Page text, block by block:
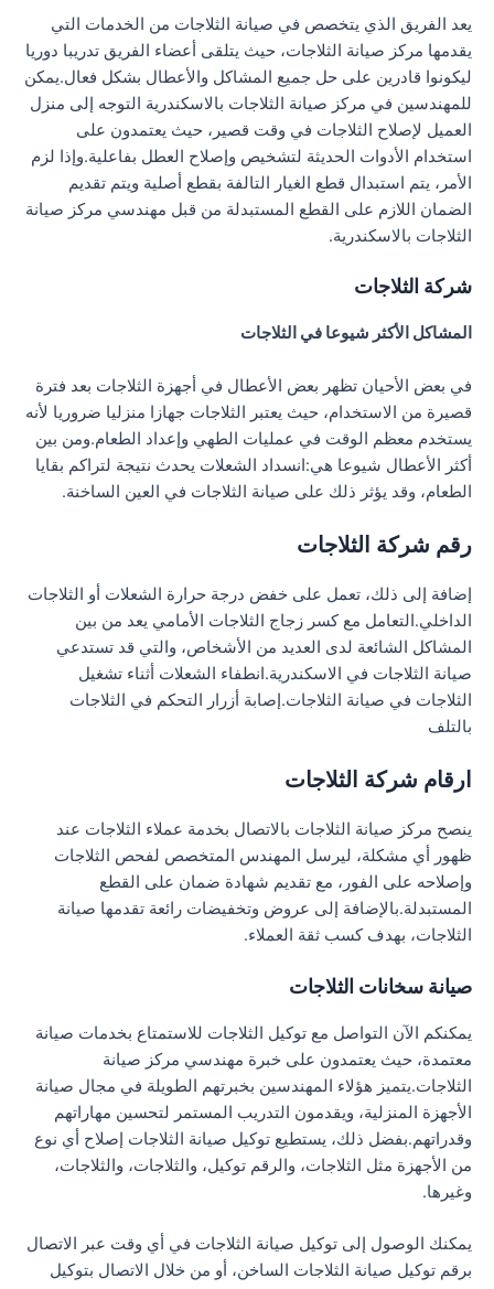
يعد الفريق الذي يتخصص في صيانة الثلاجات من الخدمات التي
يقدمها مركز صيانة الثلاجات، حيث يتلقى أعضاء الفريق تدريبا دوريا
ليكونوا قادرين على حل جميع المشاكل والأعطال بشكل فعال.يمكن
للمهندسين في مركز صيانة الثلاجات بالاسكندرية التوجه إلى منزل
العميل لإصلاح الثلاجات في وقت قصير، حيث يعتمدون على
استخدام الأدوات الحديثة لتشخيص وإصلاح العطل بفاعلية.وإذا لزم
الأمر، يتم استبدال قطع الغيار التالفة بقطع أصلية ويتم تقديم
الضمان اللازم على القطع المستبدلة من قبل مهندسي مركز صيانة
الثلاجات بالاسكندرية.
شركة الثلاجات
المشاكل الأكثر شيوعا في الثلاجات
في بعض الأحيان تظهر بعض الأعطال في أجهزة الثلاجات بعد فترة
قصيرة من الاستخدام، حيث يعتبر الثلاجات جهازا منزليا ضروريا لأنه
يستخدم معظم الوقت في عمليات الطهي وإعداد الطعام.ومن بين
أكثر الأعطال شيوعا هي:انسداد الشعلات يحدث نتيجة لتراكم بقايا
الطعام، وقد يؤثر ذلك على صيانة الثلاجات في العين الساخنة.
رقم شركة الثلاجات
إضافة إلى ذلك، تعمل على خفض درجة حرارة الشعلات أو الثلاجات
الداخلي.التعامل مع كسر زجاج الثلاجات الأمامي يعد من بين
المشاكل الشائعة لدى العديد من الأشخاص، والتي قد تستدعي
صيانة الثلاجات في الاسكندرية.انطفاء الشعلات أثناء تشغيل
الثلاجات في صيانة الثلاجات.إصابة أزرار التحكم في الثلاجات
بالتلف
ارقام شركة الثلاجات
ينصح مركز صيانة الثلاجات بالاتصال بخدمة عملاء الثلاجات عند
ظهور أي مشكلة، ليرسل المهندس المتخصص لفحص الثلاجات
وإصلاحه على الفور، مع تقديم شهادة ضمان على القطع
المستبدلة.بالإضافة إلى عروض وتخفيضات رائعة تقدمها صيانة
الثلاجات، بهدف كسب ثقة العملاء.
صيانة سخانات الثلاجات
يمكنكم الآن التواصل مع توكيل الثلاجات للاستمتاع بخدمات صيانة
معتمدة، حيث يعتمدون على خبرة مهندسي مركز صيانة
الثلاجات.يتميز هؤلاء المهندسين بخبرتهم الطويلة في مجال صيانة
الأجهزة المنزلية، ويقدمون التدريب المستمر لتحسين مهاراتهم
وقدراتهم.بفضل ذلك، يستطيع توكيل صيانة الثلاجات إصلاح أي نوع
من الأجهزة مثل الثلاجات، والرقم توكيل، والثلاجات، والثلاجات،
وغيرها.
يمكنك الوصول إلى توكيل صيانة الثلاجات في أي وقت عبر الاتصال
برقم توكيل صيانة الثلاجات الساخن، أو من خلال الاتصال بتوكيل